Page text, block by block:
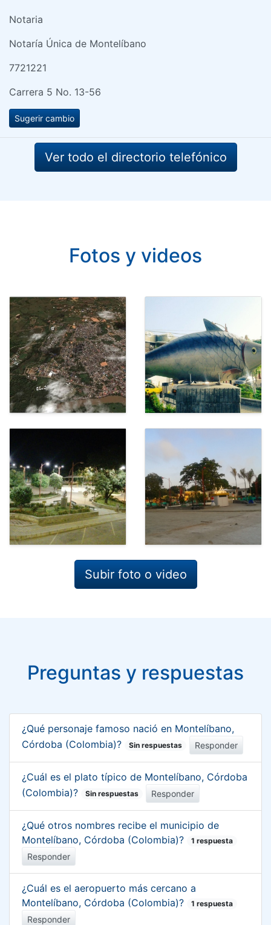
Notaria
Notaría Única de Montelíbano
7721221
Carrera 5 No. 13-56
Sugerir cambio
Ver todo el directorio telefónico
Fotos y videos
Subir foto o video
Preguntas y respuestas
¿Qué personaje famoso nació en Montelíbano,
Córdoba (Colombia)?
Sin respuestas Responder
¿Cuál es el plato típico de Montelíbano, Córdoba
(Colombia)?
Sin respuestas Responder
¿Qué otros nombres recibe el municipio de
Montelíbano, Córdoba (Colombia)?
1 respuesta
Responder
¿Cuál es el aeropuerto más cercano a
Montelíbano, Córdoba (Colombia)?
1 respuesta
Responder